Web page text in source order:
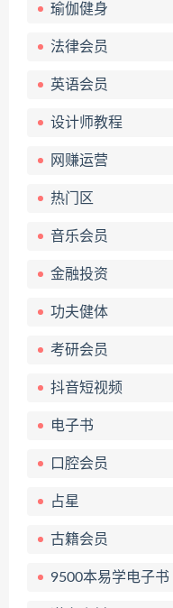
瑜伽健身
法律会员
英语会员
设计师教程
网赚运营
热门区
音乐会员
金融投资
功夫健体
考研会员
抖音短视频
电子书
口腔会员
占星
古籍会员
9500本易学电子书